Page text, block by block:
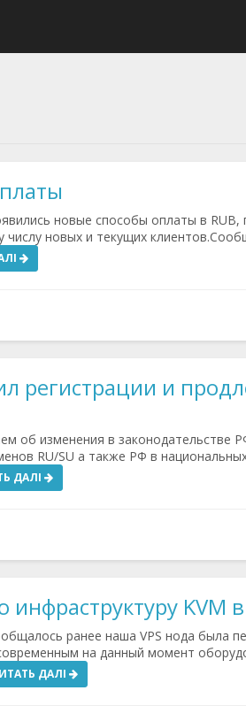
новые способы оплаты в RUB,
числу новых и текущих
регистрации и
об изменения в законодательстве
RU/SU а также РФ в
ДАЛІ
KVM
ранее наша VPS нода была
на данный момент
ДАЛІ